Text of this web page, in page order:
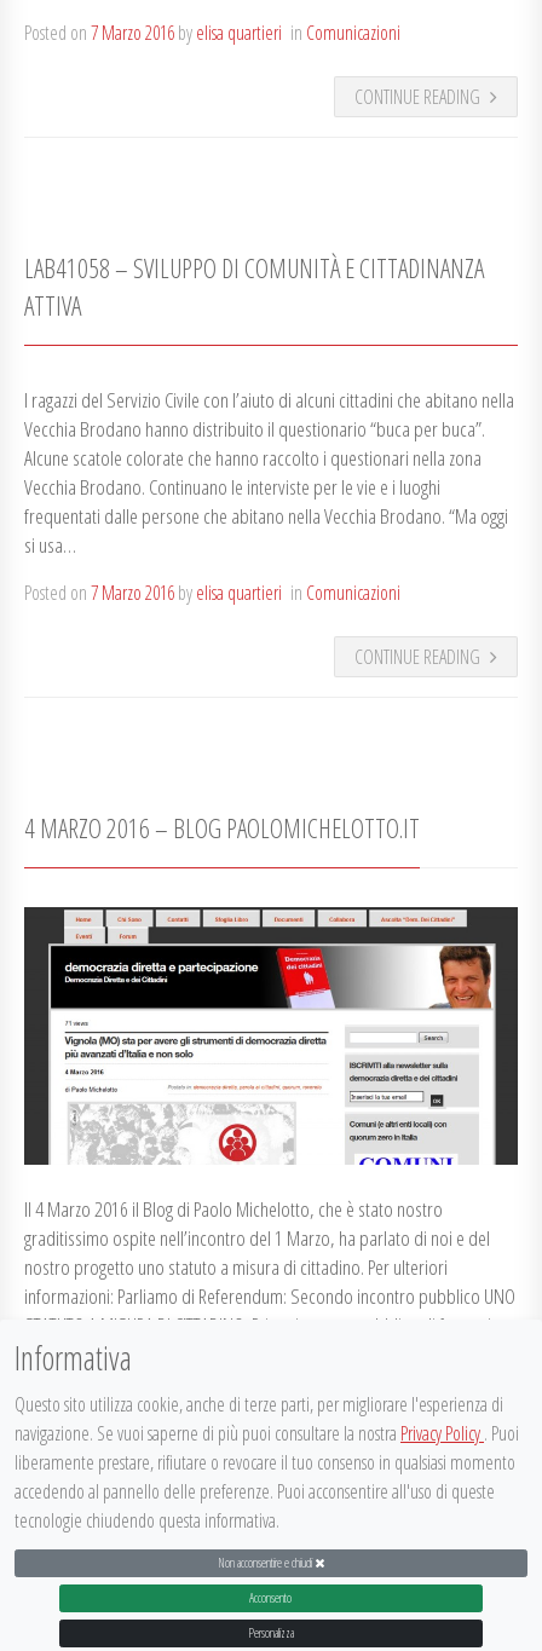
Posted on7 Marzo 2016byelisa quartieri in Comunicazioni
CONTINUE READING
LAB41058 – SVILUPPO DI COMUNITÀ E CITTADINANZA
ATTIVA
I ragazzi del Servizio Civile con l’aiuto di alcuni cittadini che abitano nella
Vecchia Brodano hanno distribuito il questionario “buca per buca”.
Alcune scatole colorate che hanno raccolto i questionari nella zona
Vecchia Brodano. Continuano le interviste per le vie e i luoghi
frequentati dalle persone che abitano nella Vecchia Brodano. “Ma oggi
si usa…
Posted on7 Marzo 2016byelisa quartieri in Comunicazioni
CONTINUE READING
4 MARZO 2016 – BLOG PAOLOMICHELOTTO.IT
Il 4 Marzo 2016 il Blog di Paolo Michelotto, che è stato nostro
graditissimo ospite nell’incontro del 1 Marzo, ha parlato di noi e del
nostro progetto uno statuto a misura di cittadino. Per ulteriori
informazioni: Parliamo di Referendum: Secondo incontro pubblico UNO
STATUTO A MISURA DI CITTADINO. Primo incontro pubblico di formazione
sulle proposte…
Posted on 7 Marzo 2016byaitec inRassegna Stampa
CONTINUE READING
DISPLAY FOOTER
PARTECIPATTIVA 2015 @
Informativa
Questo sito utilizza cookie, anche di terze parti, per migliorare l'esperienza di
navigazione. Se vuoi saperne di più puoi consultare la nostra Privacy Policy. Puoi
liberamente prestare, rifiutare o revocare il tuo consenso in qualsiasi momento
accedendo al pannello delle preferenze. Puoi acconsentire all'uso di queste
tecnologie chiudendo questa informativa.
Non acconsentire e chiudi
Acconsento
Personalizza